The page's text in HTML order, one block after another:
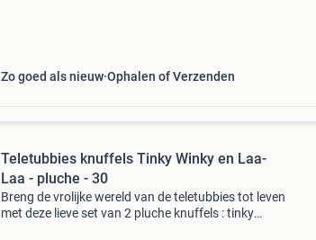
Zo goed als nieuw Ophalen of Verzenden
Teletubbies knuffels Tinky Winky en Laa-
Laa - pluche - 30
Breng de vrolijke wereld van de teletubbies tot leven
met deze lieve set van 2 pluche knuffels : tinky